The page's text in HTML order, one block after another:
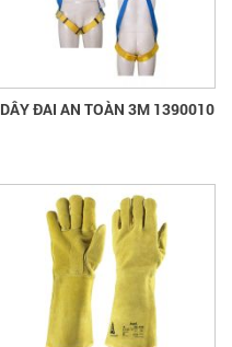
DÂY ĐAI AN TOÀN 3M 1390010